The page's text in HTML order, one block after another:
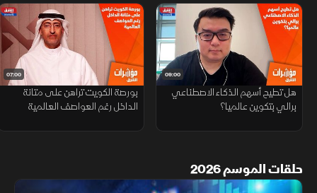
09:00
هل تطيح أسهم الذكاء الاصطناعي
برالي بتكوين عالميا؟
07:00
بورصة الكويت تراهن على متانة
الداخل رغم العواصف العالمية
حلقات الموسم 2026